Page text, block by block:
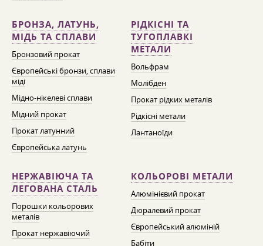
БРОНЗА, ЛАТУНЬ,
МІДЬ ТА СПЛАВИ
Бронзовий прокат
Європейські бронзи, сплави
міді
Мідно-нікелеві сплави
Мідний прокат
Прокат латунний
Європейська латунь
РІДКІСНІ ТА
ТУГОПЛАВКІ
МЕТАЛИ
Вольфрам
Молібден
Прокат рідких металів
Рідкісні метали
Лантаноїди
НЕРЖАВІЮЧА ТА
ЛЕГОВАНА СТАЛЬ
Порошки кольорових
металів
Прокат нержавіючий
КОЛЬОРОВІ МЕТАЛИ
Алюмінієвий прокат
Дюралевий прокат
Європейський алюміній
Бабіти